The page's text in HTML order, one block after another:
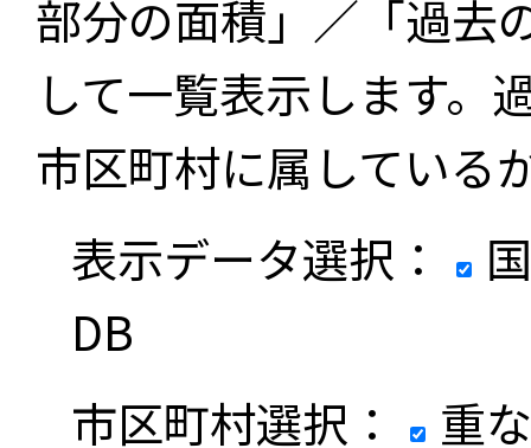
部分の面積」／「過去
して一覧表示します。
市区町村に属している
表示データ選択：
DB
市区町村選択：
重